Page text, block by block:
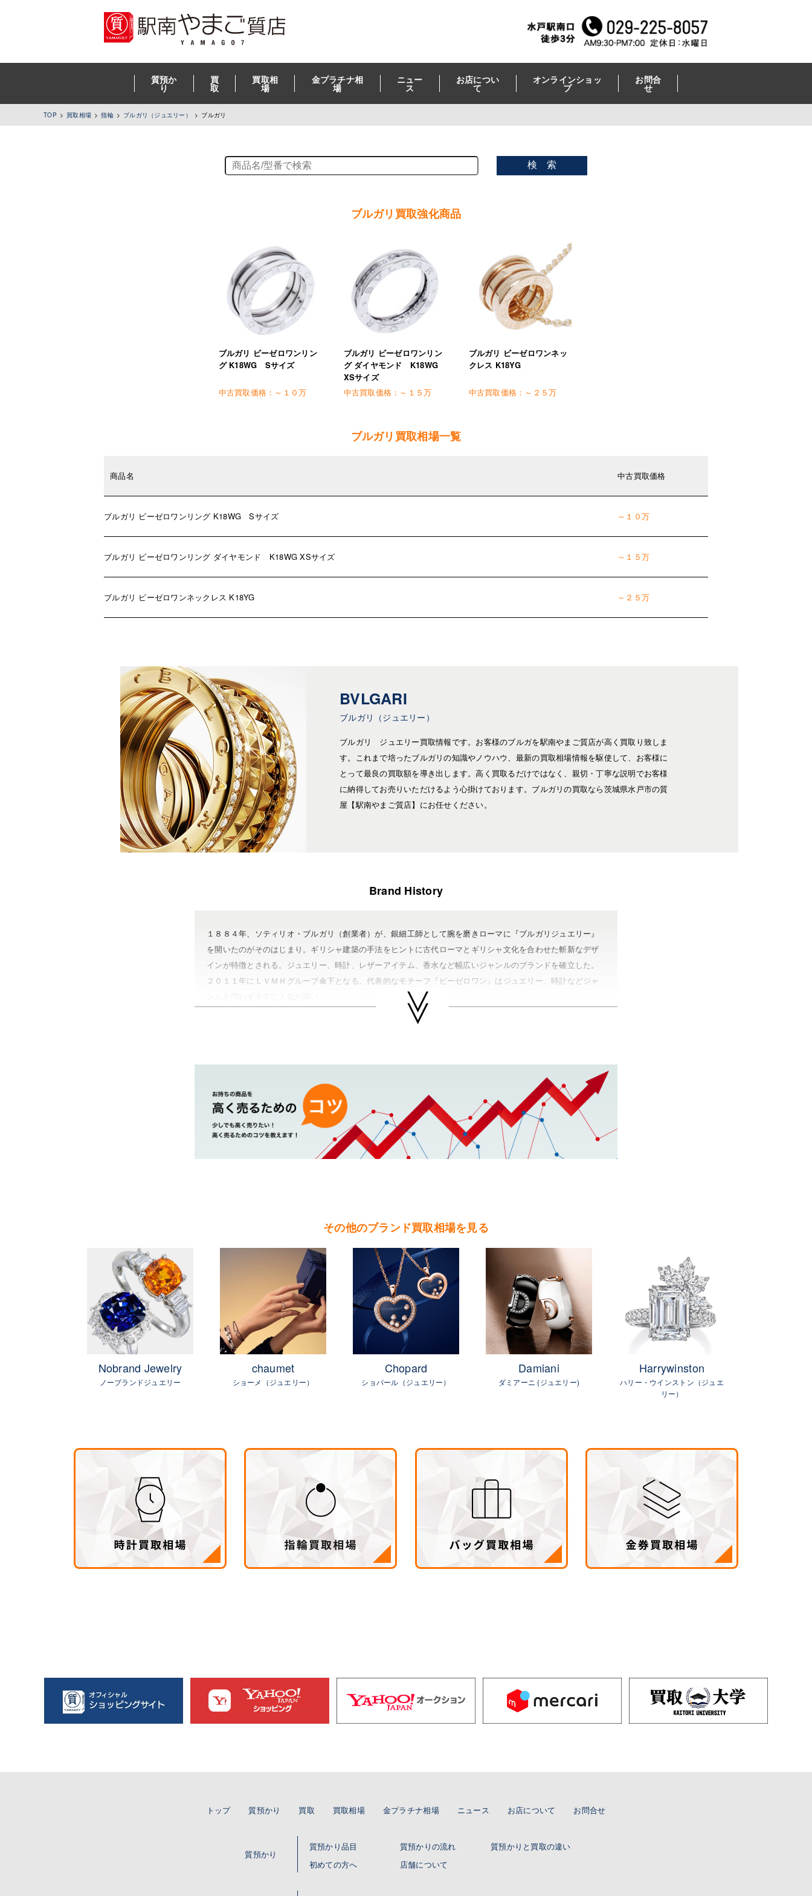
質預か
り
買
取
買取相
場
金プラチナ相
場
ニュー
ス
お店につい
て
オンラインショッ
プ
お問合
せ
TOP 買取相場 指輪 ブルガリ（ジュエリー） ブルガリ
検 索
ブルガリ買取強化商品
ブルガリ ビーゼロワンリン
グ K18WG Sサイズ
中古買取価格： ～１０万
ブルガリ ビーゼロワンリン
グ ダイヤモンド K18WG
XSサイズ
中古買取価格： ～１５万
ブルガリ ビーゼロワンネッ
クレス K18YG
中古買取価格： ～２５万
ブルガリ買取相場一覧
商品名 中古買取価格
ブルガリ ビーゼロワンリング K18WG Sサイズ ～１０万
ブルガリ ビーゼロワンリング ダイヤモンド K18WG XSサイズ ～１５万
ブルガリ ビーゼロワンネックレス K18YG ～２５万
BVLGARI
ブルガリ（ジュエリー）
ブルガリ ジュエリー買取情報です。お客様のブルガを駅南やまご質店が高く買取り致しま
す。これまで培ったブルガリの知識やノウハウ、最新の買取相場情報を駆使して、お客様に
とって最良の買取額を導き出します。高く買取るだけではなく、親切・丁寧な説明でお客様
に納得してお売りいただけるよう心掛けております。ブルガリの買取なら茨城県水戸市の質
屋【駅南やまご質店】にお任せください。
Brand History
１８８４年、ソティリオ・ブルガリ（創業者）が、銀細工師として腕を磨きローマに『ブルガリジュエリー』
を開いたのがそのはじまり。ギリシャ建築の手法をヒントに古代ローマとギリシャ文化を合わせた斬新なデザ
インが特徴とされる。ジュエリー、時計、レザーアイテム、香水など幅広いジャンルのブランドを確立した。
２０１１年にＬＶＭＨグループ傘下となる。代表的なモチーフ『ビーゼロワン』はジュエリー、時計などジャ
茨城県 県南地区（石岡市・かすみがうら市・土浦市・つくば市・阿見町・美浦町・稲敷市・牛久市・龍ヶ崎
市・取手市・利根町・河内町・つくばみらい市・守谷市）
茨城県 県西地区（桜川市・筑西市・下妻市・常総市・坂東市・結城市・古川市・境町・五霞町）
その他のブランド買取相場を見る
Nobrand Jewelry
ノーブランドジュエリー
chaumet
ショーメ（ジュエリー）
Chopard
ショパール（ジュエリー）
Damiani
ダミアーニ (ジュエリー)
Harrywinston
ハリー・ウインストン（ジュエ
リー）
トップ 質預かり 買取 買取相場 金プラチナ相場 ニュース お店について お問合せ
質預かり
質預かり品目 質預かりの流れ
質預かりと買取の違い
初めての方へ
店舗について